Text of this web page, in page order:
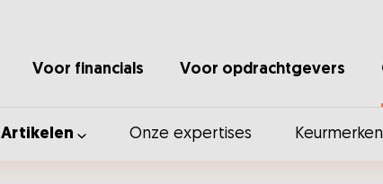
Voor financials Voor opdrachtgevers
Artikelen Onze expertises